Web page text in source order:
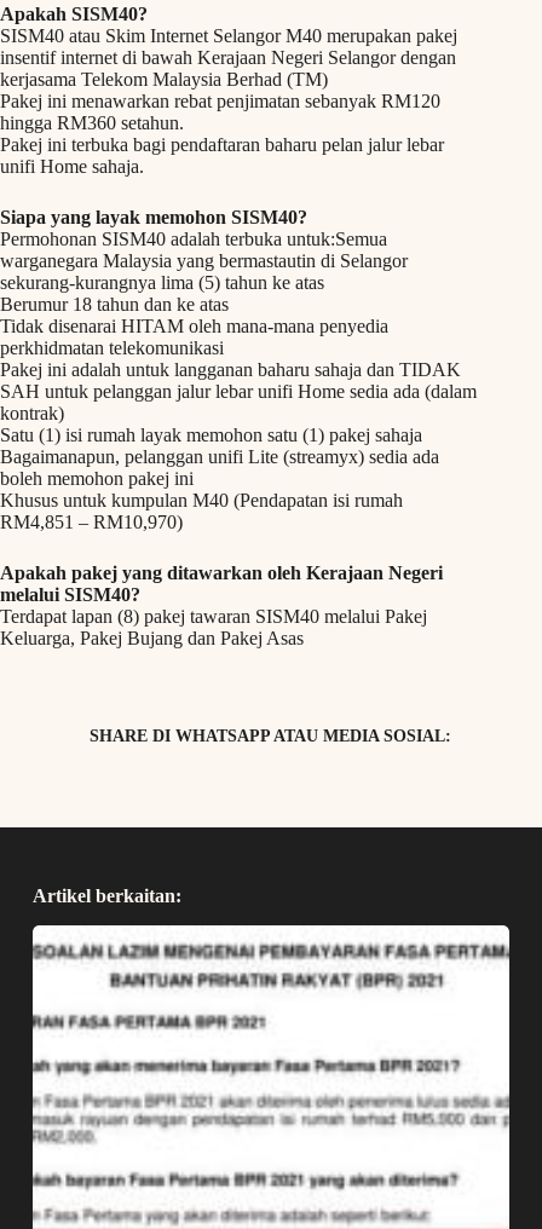
Apakah SISM40?
SISM40 atau Skim Internet Selangor M40 merupakan pakej
insentif internet di bawah Kerajaan Negeri Selangor dengan
kerjasama Telekom Malaysia Berhad (TM)
Pakej ini menawarkan rebat penjimatan sebanyak RM120
hingga RM360 setahun.
Pakej ini terbuka bagi pendaftaran baharu pelan jalur lebar
unifi Home sahaja.
Siapa yang layak memohon SISM40?
Permohonan SISM40 adalah terbuka untuk:Semua
warganegara Malaysia yang bermastautin di Selangor
sekurang-kurangnya lima (5) tahun ke atas
Berumur 18 tahun dan ke atas
Tidak disenarai HITAM oleh mana-mana penyedia
perkhidmatan telekomunikasi
Pakej ini adalah untuk langganan baharu sahaja dan TIDAK
SAH untuk pelanggan jalur lebar unifi Home sedia ada (dalam
kontrak)
Satu (1) isi rumah layak memohon satu (1) pakej sahaja
Bagaimanapun, pelanggan unifi Lite (streamyx) sedia ada
boleh memohon pakej ini
Khusus untuk kumpulan M40 (Pendapatan isi rumah
RM4,851 – RM10,970)
Apakah pakej yang ditawarkan oleh Kerajaan Negeri
melalui SISM40?
Terdapat lapan (8) pakej tawaran SISM40 melalui Pakej
Keluarga, Pakej Bujang dan Pakej Asas
SHARE DI WHATSAPP ATAU MEDIA SOSIAL:
Artikel berkaitan: